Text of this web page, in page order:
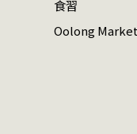
食習
Oolong Market